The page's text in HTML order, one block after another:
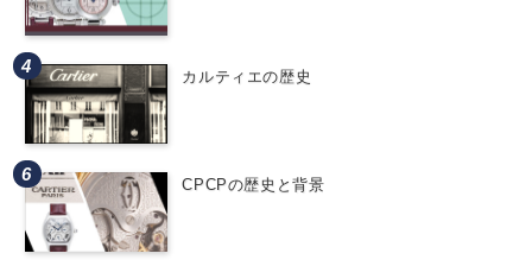
カルティエの歴史
CPCPの歴史と背景